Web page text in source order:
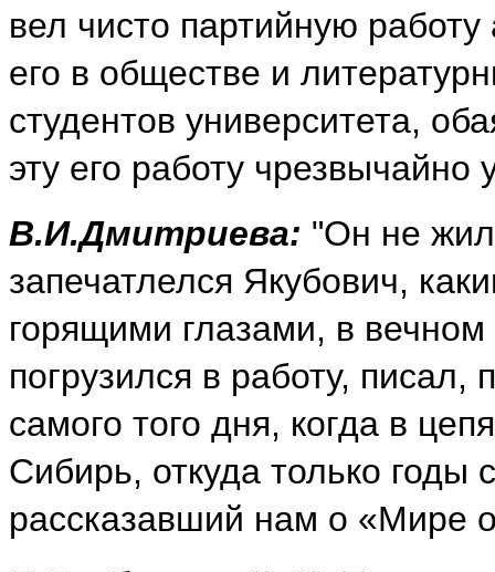
вел чисто партийную
его в обществе и
студентов университета,
эту его работу
В.И.Дмитриева: "Он не
запечатлелся Якубович,
горящими глазами, в
погрузился в работу, писал,
самого того дня, когда в
Сибирь, откуда только годы
рассказавший нам о «Мире